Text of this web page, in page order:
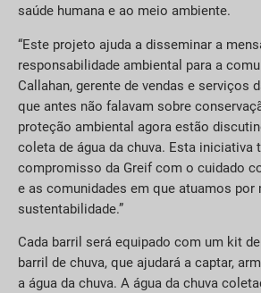
saúde humana e ao meio ambiente.
“Este projeto ajuda a disseminar a
responsabilidade ambiental para a
Callahan, gerente de vendas e serviços
que antes não falavam sobre
proteção ambiental agora estão
coleta de água da chuva. Esta iniciativa
compromisso da Greif com o cuidado
e as comunidades em que atuamos por
sustentabilidade.”
Cada barril será equipado com um kit
barril de chuva, que ajudará a captar,
a água da chuva. A água da chuva